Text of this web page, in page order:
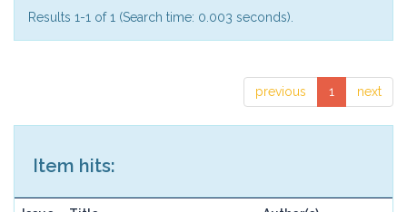
Results 1-1 of 1 (Search time: 0.003 seconds).
previous 1 next
Item hits: